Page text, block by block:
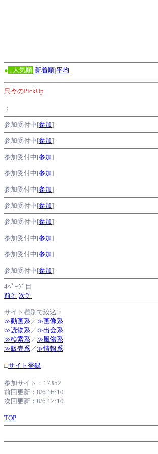
● ↓人気順 |新着順|平均
只今のPickUp
：
参加受付中[参加]
参加受付中[参加]
参加受付中[参加]
参加受付中[参加]
参加受付中[参加]
参加受付中[参加]
参加受付中[参加]
参加受付中[参加]
参加受付中[参加]
参加受付中[参加]
4ﾍﾟｰｼﾞ目
前㌻ 次㌻
サイト種別で絞込：
≫動画系 ／≫画像系
≫読物系 ／≫出会系
≫検索系 ／≫風俗系
≫販売系 ／≫情報系
□サイト登録
参加サイト：17352
前回更新：8/6 16:10
次回更新：8/6 17:10
TOP